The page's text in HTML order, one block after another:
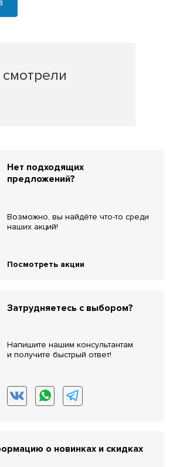
Нет подходящих
предложений?
Возможно, вы найдёте что-то среди
наших акций!
Посмотреть акции
Затрудняетесь с выбором?
Напишите нашим консультантам
и получите быстрый ответ!
о новинках и скидках